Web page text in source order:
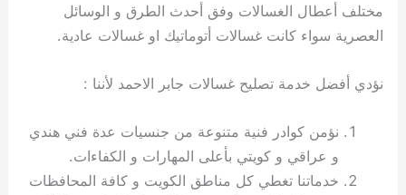
مختلف أعطال الغسالات وفق أحدث الطرق و الوسائل
العصرية سواء كانت غسالات أتوماتيك او غسالات عادية.
نؤدي أفضل خدمة تصليح غسالات جابر الاحمد لأننا :
نؤمن كوادر فنية متنوعة من جنسيات عدة فني هندي
و عراقي و كويتي بأعلى المهارات و الكفاءات.
خدماتنا تغطي كل مناطق الكويت و كافة المحافظات